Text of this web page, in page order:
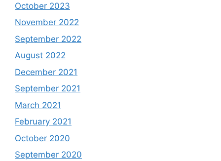
October 2023
November 2022
September 2022
August 2022
December 2021
September 2021
March 2021
February 2021
October 2020
September 2020